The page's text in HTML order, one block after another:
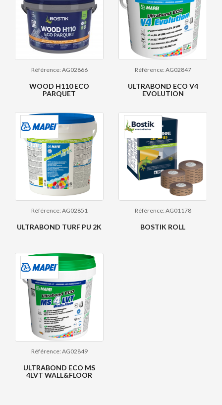
Référence: AG02866
WOOD H110 ECO
PARQUET
Référence: AG02847
ULTRABOND ECO V4
EVOLUTION
Référence: AG02851
ULTRABOND TURF PU 2K
Référence: AG01178
BOSTIK ROLL
Référence: AG02849
ULTRABOND ECO MS
4LVT WALL&FLOOR